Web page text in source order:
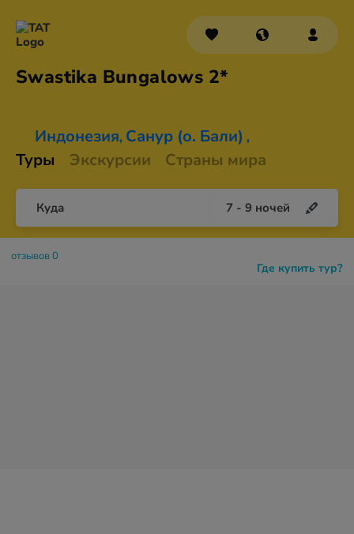
Swastika Bungalows 2*
Индонезия, Санур (о. Бали) ,
Туры Экскурсии Страны мира
Куда 7 - 9 ночей
Где купить тур?
отзывов 0